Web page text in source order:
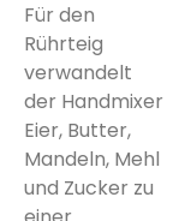
Für den
Rührteig
verwandelt
der Handmixer
Eier, Butter,
Mandeln, Mehl
und Zucker zu